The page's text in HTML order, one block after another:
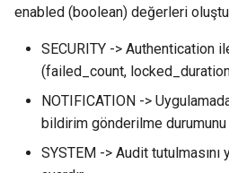
enabled (boolean) değerleri
SECURITY -> Authentication
(failed_count,
NOTIFICATION ->
bildirim gönderilme durumunu
SYSTEM -> Audit tutulmasını